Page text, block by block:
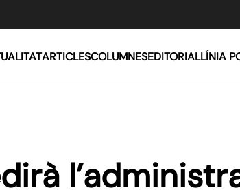
ARTICLESCOLUMNESEDITORIALLÍNIA